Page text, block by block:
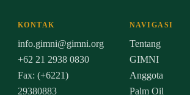
KONTAK
info.gimni@gimni.org
+62 21 2938 0830
Fax: (+6221)
29380883
NAVIGASI
Tentang
GIMNI
Anggota
Palm Oil